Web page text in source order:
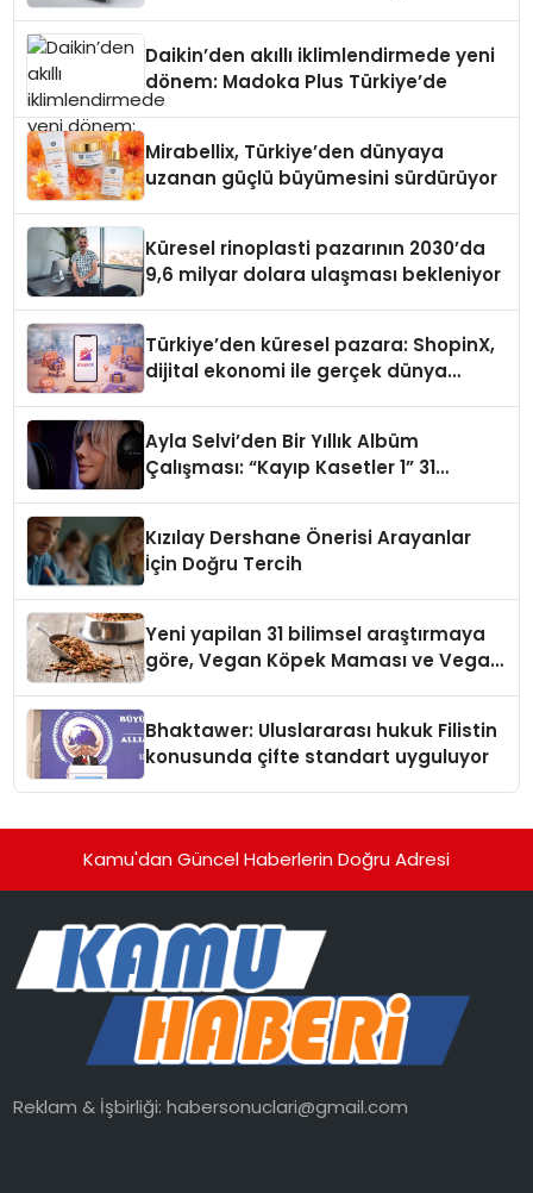
Daikin’den akıllı iklimlendirmede yeni
dönem: Madoka Plus Türkiye’de
Mirabellix, Türkiye’den dünyaya
uzanan güçlü büyümesini sürdürüyor
Küresel rinoplasti pazarının 2030’da
9,6 milyar dolara ulaşması bekleniyor
Türkiye’den küresel pazara: ShopinX,
dijital ekonomi ile gerçek dünya
Ayla Selvi’den Bir Yıllık Albüm
Çalışması: “Kayıp Kasetler 1” 31
Kızılay Dershane Önerisi Arayanlar
İçin Doğru Tercih
Yeni yapilan 31 bilimsel araştırmaya
göre, Vegan Köpek Maması ve Vegan
Bhaktawer: Uluslararası hukuk Filistin
konusunda çifte standart uyguluyor
Kamu'dan Güncel Haberlerin Doğru Adresi
Reklam & İşbirliği:habersonuclari@gmail.com